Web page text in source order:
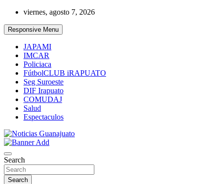
Skip
content
viernes, agosto 7, 2026
Responsive Menu
JAPAMI
IMCAR
Policiaca
FútbolCLUB iRAPUATO
Seg Suroeste
DIF Irapuato
COMUDAJ
Salud
Espectaculos
Noticias Guanajuato
Search
Search